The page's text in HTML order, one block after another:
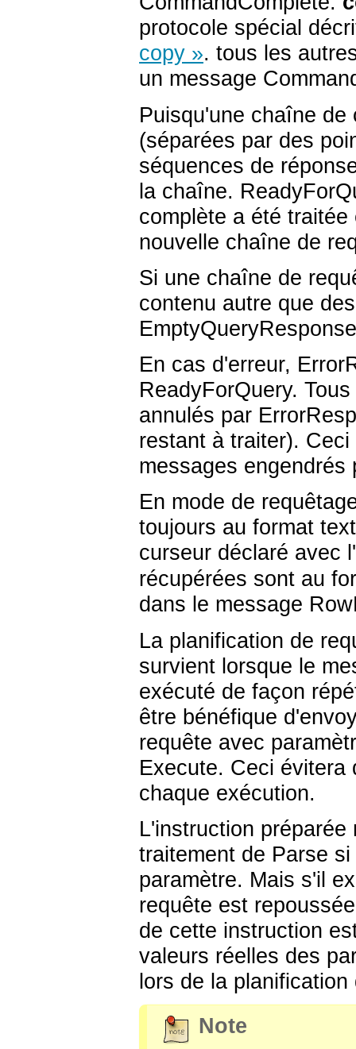
protocole spécial
copy ». tous les
un message
Puisqu'une chaîne
(séparées par des
séquences de
la chaîne.
complète a été
nouvelle chaîne de
Si une chaîne de
contenu autre que
En cas d'erreur,
ReadyForQuery.
annulés par
restant à traiter).
messages engendrés
En mode de
toujours au format
curseur déclaré avec
récupérées sont au
dans le message
La planification de
survient lorsque le
exécuté de façon
être bénéfique
requête avec
Execute. Ceci évitera
chaque exécution.
L'instruction
traitement de Parse
paramètre. Mais s'il
requête est
de cette instruction
valeurs réelles des
lors de la
Note